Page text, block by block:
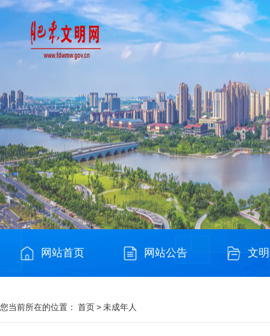
网站首页 网站公告 文
您当前所在的位置： 首页>未成年人